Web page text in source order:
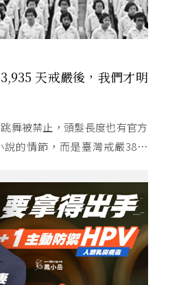
天戒嚴後，我們才明
舞被禁止，頭髮長度也有官方
的情節，而是臺灣戒嚴38年